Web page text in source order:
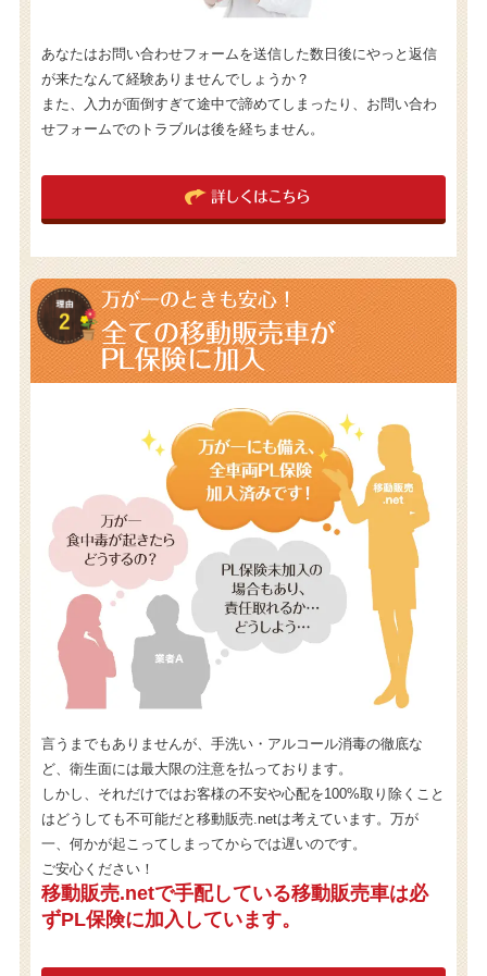
あなたはお問い合わせフォームを送信した数日後にやっと返信
が来たなんて経験ありませんでしょうか？
また、入力が面倒すぎて途中で諦めてしまったり、お問い合わ
せフォームでのトラブルは後を経ちません。
詳しくはこちら
万が一のときも安心！
全ての移動販売車が
PL保険に加入
言うまでもありませんが、手洗い・アルコール消毒の徹底な
ど、衛生面には最大限の注意を払っております。
しかし、それだけではお客様の不安や心配を100%取り除くこと
はどうしても不可能だと移動販売.netは考えています。万が
一、何かが起こってしまってからでは遅いのです。
ご安心ください！
移動販売.netで手配している移動販売車は必
ずPL保険に加入しています。